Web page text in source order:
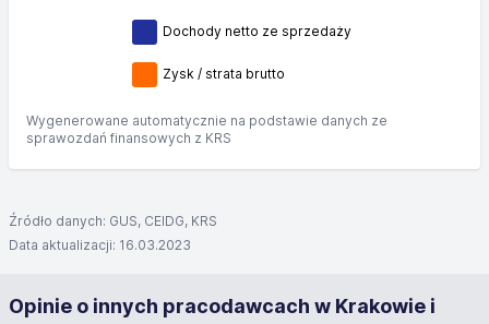
Dochody netto ze sprzedaży
Zysk / strata brutto
Wygenerowane automatycznie na podstawie danych ze
sprawozdań finansowych z KRS
Źródło danych: GUS, CEIDG, KRS
Data aktualizacji: 16.03.2023
Opinie o innych pracodawcach w Krakowie i